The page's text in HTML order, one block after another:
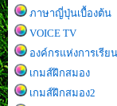
ภาษาญี่ปุ่นเบื้องต้น
VOICE TV
องค์กรแห่งการเรีย
เกมส์ฝึกสมอง
เกมส์ฝึกสมอง2